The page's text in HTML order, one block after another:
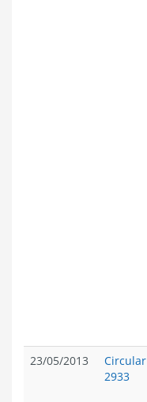
23/05/2013
Circular
2933